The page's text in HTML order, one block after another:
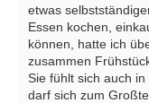
etwas
Essen kochen,
können, hatte ich
zusammen
Sie fühlt sich auch
darf sich zum